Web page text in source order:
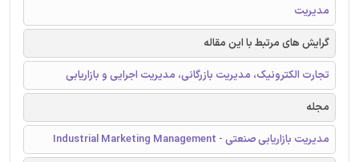
مدیریت
گرایش های مرتبط با این مقاله
تجارت الکترونیک، مدیریت بازرگانی، مدیریت اجرایی و بازاریابی
مجله
مدیریت بازاریابی صنعتی - Industrial Marketing Management